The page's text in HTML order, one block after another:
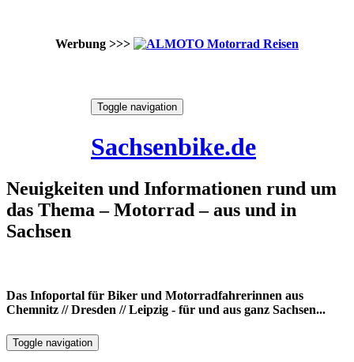
Werbung >>>
Toggle navigation
Sachsenbike.de
Neuigkeiten und Informationen rund um
das Thema – Motorrad – aus und in
Sachsen
Das Infoportal für Biker und Motorradfahrerinnen aus
Chemnitz // Dresden // Leipzig - für und aus ganz Sachsen...
Toggle navigation